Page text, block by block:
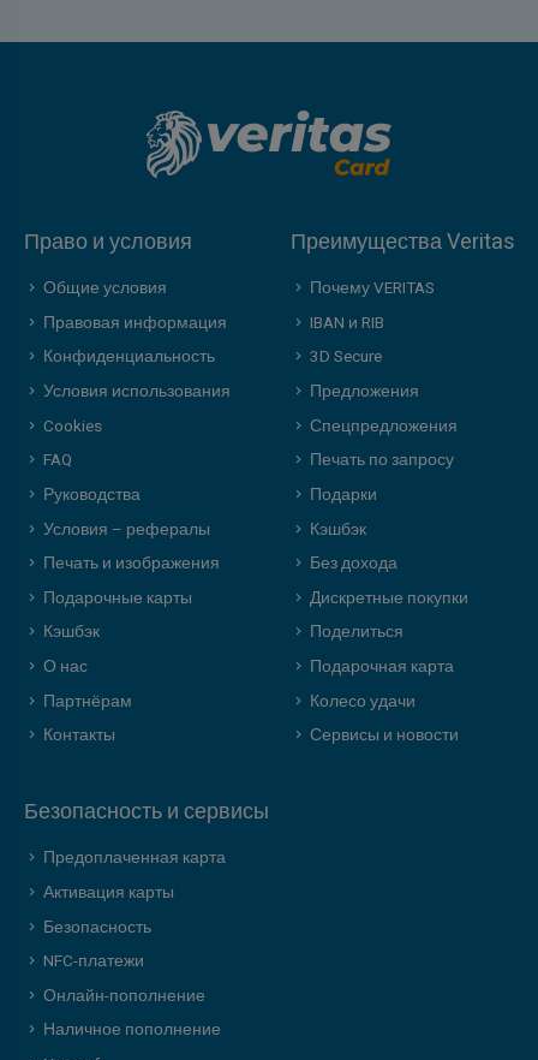
Право и условия
Общие условия
Правовая информация
Конфиденциальность
Условия использования
Cookies
FAQ
Руководства
Условия – рефералы
Печать и изображения
Подарочные карты
Кэшбэк
О нас
Партнёрам
Контакты
Преимущества Veritas
Почему VERITAS
IBAN и RIB
3D Secure
Предложения
Спецпредложения
Печать по запросу
Подарки
Кэшбэк
Без дохода
Дискретные покупки
Поделиться
Подарочная карта
Колесо удачи
Сервисы и новости
Безопасность и сервисы
Предоплаченная карта
Активация карты
Безопасность
NFC-платежи
Онлайн-пополнение
Наличное пополнение